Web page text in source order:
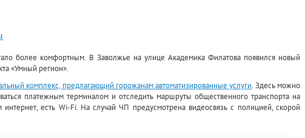
более комфортным. В Заволжье на улице Академика Филатова появился новый
«Умный регион».
комплекс, предлагающий горожанам автоматизированные услуги. Здесь можно
платежным терминалом и отследить маршруты общественного транспорта на
есть Wi-Fi. На случай ЧП предусмотрена видеосвязь с полицией, скорой